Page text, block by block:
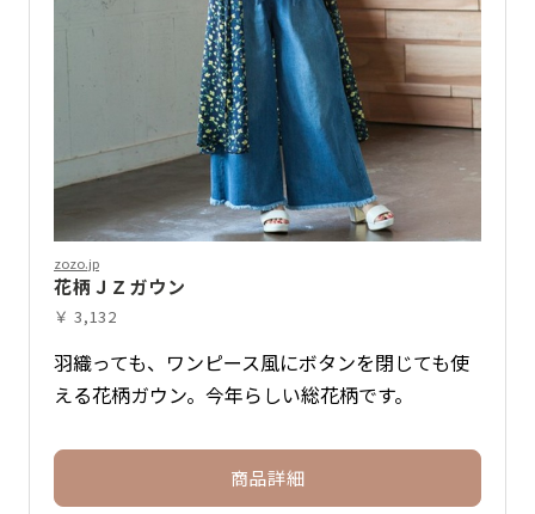
zozo.jp
花柄ＪＺガウン
￥ 3,132
羽織っても、ワンピース風にボタンを閉じても使
える花柄ガウン。今年らしい総花柄です。
商品詳細